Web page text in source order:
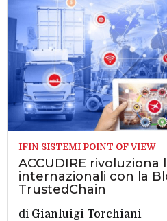
IFIN SISTEMI POINT OF VIEW
ACCUDIRE
internazionali con la
TrustedChain
di Gianluigi Torchiani